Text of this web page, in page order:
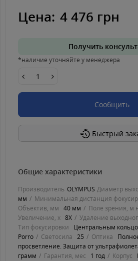
Цена: 4 476 грн
Получить
*наличие уточняйте у менеджера
Сообщить
Быстрый
Общие характеристики
Производитель OLYMPUS Диаметр
мм
Минимальная дистанция
Объектив, мм 40 мм Поле зрения, м
Увеличение, х 8Х Удаление
Тип фокусировки
Центральным
Porro
Светосила 25 Оптика
просветление. Защита от
грамм
Гарантия, мес 1 год Корпус